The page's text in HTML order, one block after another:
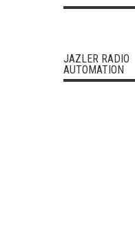
JAZLER RADIO
AUTOMATION